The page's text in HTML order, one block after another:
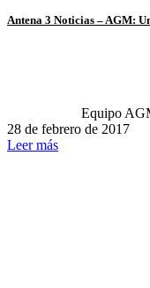
Antena 3 Noticias – AGM:
Equipo
28 de febrero de 2017
Leer más